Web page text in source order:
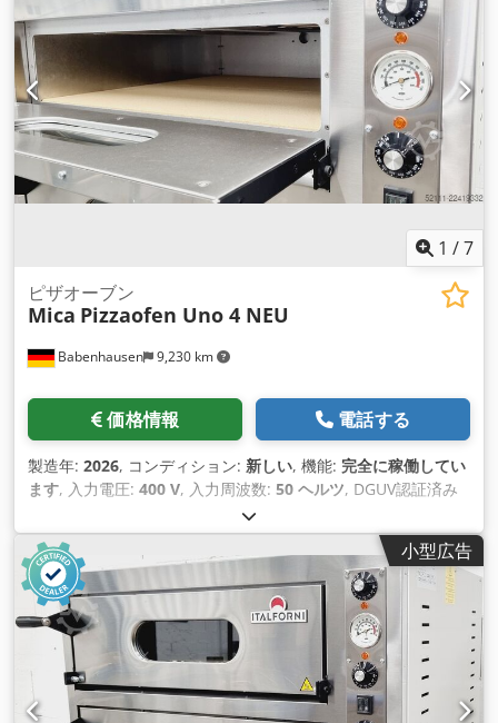
1 /7
Babenhausen 9,230 km
ピザオーブン
Mica Pizzaofen Uno 4 NEU
価格情報 電話する
製造年: 2026, コンディション: 新しい, 機能: 完全に稼働してい
ます, 入力電圧: 400 V, 入力周波数: 50 ヘルツ, DGUV認証済み
, 入力電流の種類:
2026,
小型広告